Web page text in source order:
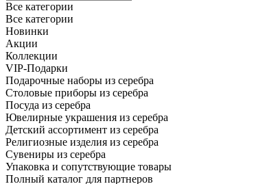
Все категории
Все категории
Новинки
Акции
Коллекции
VIP-Подарки
Подарочные наборы из серебра
Столовые приборы из серебра
Посуда из серебра
Ювелирные украшения из серебра
Детский ассортимент из серебра
Религиозные изделия из серебра
Сувениры из серебра
Упаковка и сопутствующие товары
Полный каталог для партнеров